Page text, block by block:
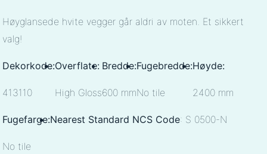
Høyglansede hvite vegger går aldri av moten. Et sikkert
valg!
Dekorkode:
413110
Overflate:
High Gloss
Bredde:
600 mm
Fugebredde:
No tile
Høyde:
2400 mm
Fugefarge:
No tile
Nearest Standard NCS Code: S 0500-N